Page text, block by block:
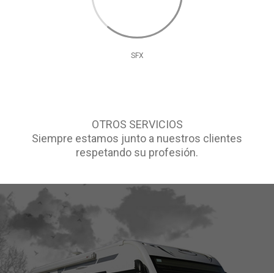
SFX
OTROS SERVICIOS
Siempre estamos junto a nuestros clientes
respetando su profesión.